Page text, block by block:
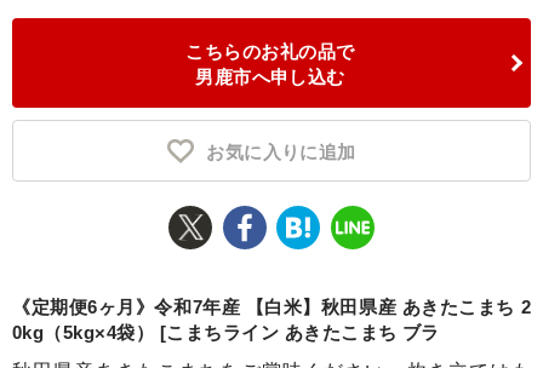
こちらのお礼の品で
男鹿市へ申し込む
お気に入りに追加
《定期便6ヶ月》令和7年産 【白米】秋田県産 あきたこまち 2
0kg（5kg×4袋） [こまちライン あきたこまち ブラ